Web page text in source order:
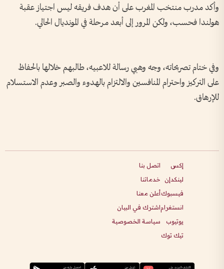
وأكد مدرب منتخب المغرب على أن هدف فريقه ليس اجتياز عقبة
هولندا فحسب، ولكن المرور إلى أبعد مرحلة في المونديال الحالي.
وفي ختام تصريحاته، وجه وهبي رسالة للاعبيه، طالبهم خلالها بالحفاظ
على التركيز واحترام المنافسين والالتزام بالهدوء والصبر وعدم الاستسلام
للإرهاق.
إكس
لينكدإن
فيسبوك
انستغرام
يوتيوب
تيك توك
اتصل بنا
خدماتنا
أعلن معنا
اشترك في البيان
سياسة الخصوصية